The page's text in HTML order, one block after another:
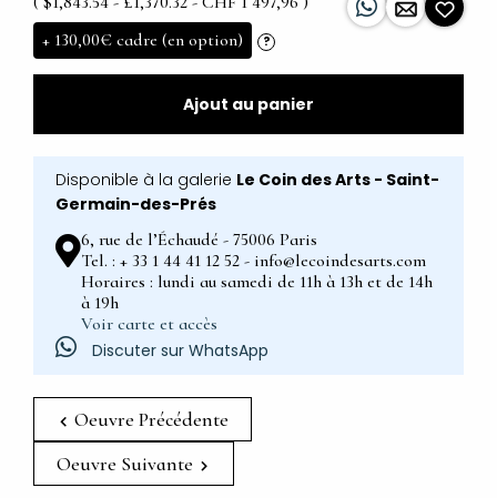
+ 130,00€ cadre (en option) ?
Ajout au panier
Disponible à la galerie Le Coin des Arts - Saint-
Germain-des-Prés
6, rue de l’Échaudé - 75006 Paris
Tel. : + 33 1 44 41 12 52 - info@lecoindesarts.com
Horaires : lundi au samedi de 11h à 13h et de 14h
à 19h
Voir carte et accès
Discuter sur WhatsApp
Oeuvre Précédente
Oeuvre Suivante